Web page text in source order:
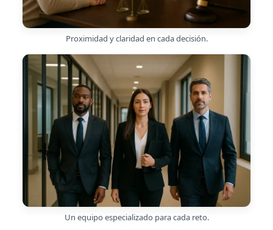
Proximidad y claridad en cada decisión.
Un equipo especializado para cada reto.